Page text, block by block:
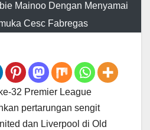
Mainoo Dengan Menyamai
Cesc Fabregas
32 Premier League
pertarungan sengit
dan Liverpool di Old